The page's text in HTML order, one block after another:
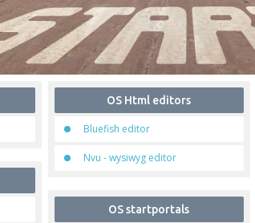
OS Html editors
Bluefish editor
Nvu - wysiwyg editor
OS startportals